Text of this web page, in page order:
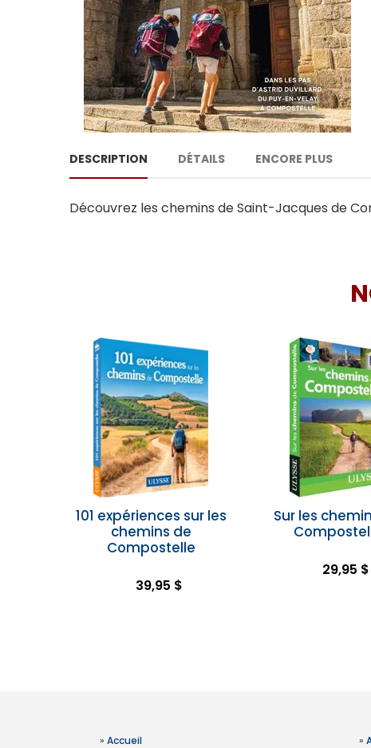
DESCRIPTION DÉTAILS ENCORE PLUS
Découvrez les chemins de Saint-Jacques de
101 expériences sur les
chemins de
Compostelle
39,95 $
Sur les
29,95 $
» Accueil
»